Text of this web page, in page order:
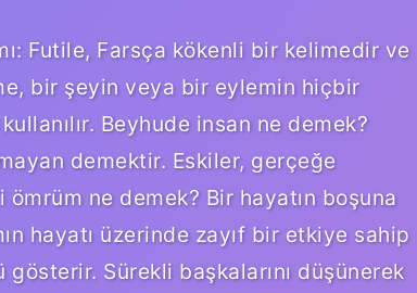
Futile, Farsça kökenli bir kelimedir ve
bir şeyin veya bir eylemin hiçbir
Beyhude insan ne demek?
demektir. Eskiler, gerçeğe
ne demek? Bir hayatın boşuna
hayatı üzerinde zayıf bir etkiye sahip
Sürekli başkalarını düşünerek